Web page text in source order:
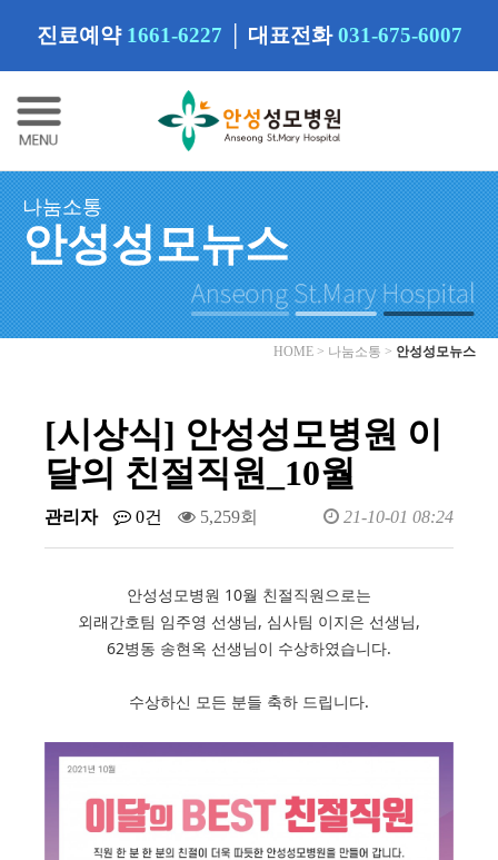
진료예약 1661-6227 대표전화 031-675-6007
나눔소통
안성성모뉴스
HOME > 나눔소통 > 안성성모뉴스
[시상식] 안성성모병원 이
달의 친절직원_10월
관리자 0건 5,259회 21-10-01 08:24
안성성모병원 10월 친절직원으로는
외래간호팀 임주영 선생님, 심사팀 이지은 선생님,
62병동 송현옥 선생님이 수상하였습니다.
수상하신 모든 분들 축하 드립니다.